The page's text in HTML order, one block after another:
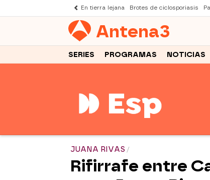
En tierra lejana Brotes de ciclosporiasis
Antena3
SERIES PROGRAMAS NOTICIAS
JUANA RIVAS
Rifirrafe entre